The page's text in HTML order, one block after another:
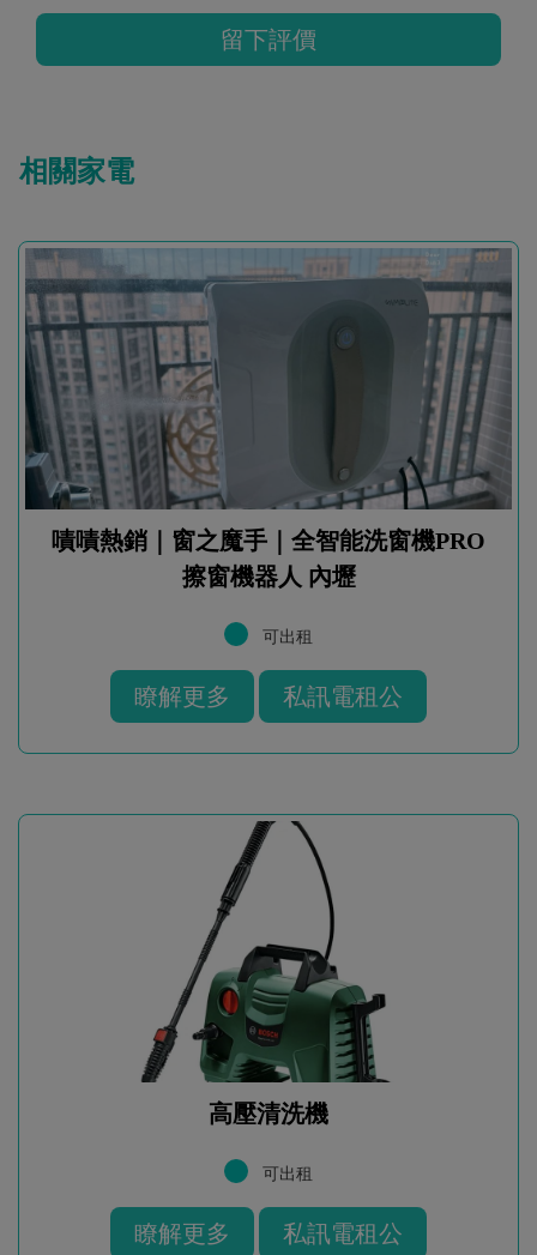
留下評價
相關家電
嘖嘖熱銷｜窗之魔手｜全智能洗窗機PRO
擦窗機器人 內壢
可出租
瞭解更多 私訊電租公
高壓清洗機
可出租
瞭解更多 私訊電租公